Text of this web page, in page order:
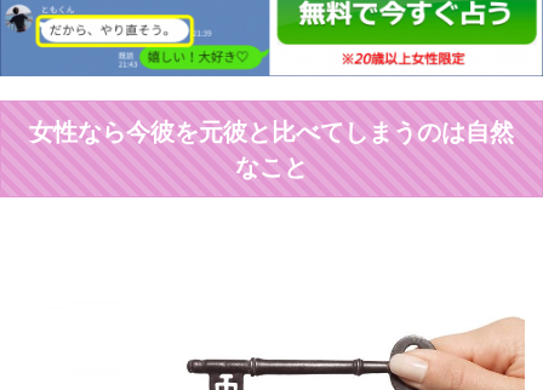
女性なら今彼を元彼と比べてしまうのは自然
なこと